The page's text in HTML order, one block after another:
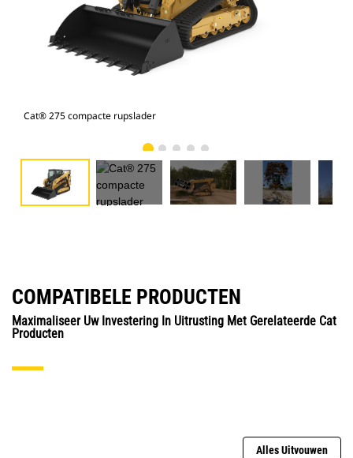
Cat® 275 compacte rupslader
COMPATIBELE PRODUCTEN
Maximaliseer Uw Investering In Uitrusting Met Gerelateerde Cat
Producten
Alles Uitvouwen